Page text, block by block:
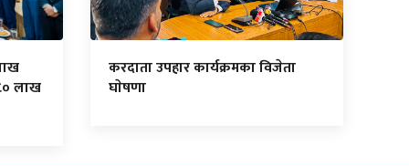
लाख
करदाता उपहार कार्यक्रमका विजेता
घाेषणा